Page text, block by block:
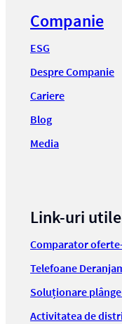
Companie
ESG
Despre Companie
Cariere
Blog
Media
Link-uri utile
Comparator
Telefoane
Soluționare
Activitatea de